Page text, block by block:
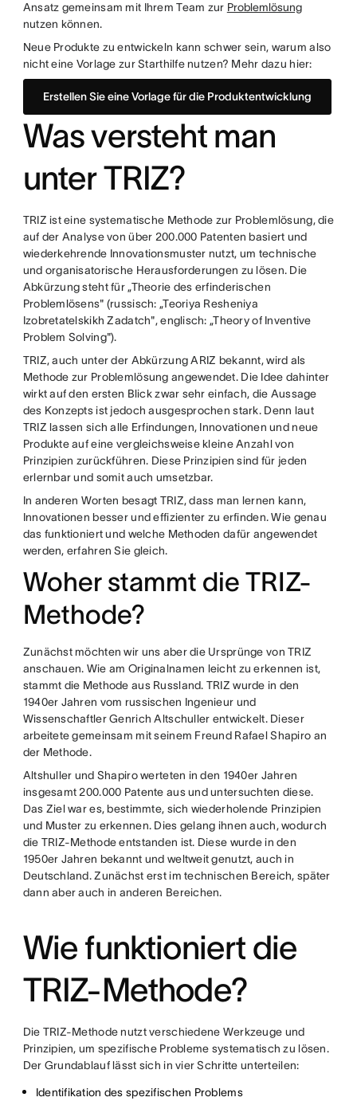
Ansatz gemeinsam mit Ihrem Team zur Problemlösung
nutzen können.
Neue Produkte zu entwickeln kann schwer sein, warum also
nicht eine Vorlage zur Starthilfe nutzen? Mehr dazu hier:
Erstellen Sie eine Vorlage für die Produktentwicklung
Was versteht man
unter TRIZ?
TRIZ ist eine systematische Methode zur Problemlösung, die
auf der Analyse von über 200.000 Patenten basiert und
wiederkehrende Innovationsmuster nutzt, um technische
und organisatorische Herausforderungen zu lösen. Die
Abkürzung steht für „Theorie des erfinderischen
Problemlösens" (russisch: „Teoriya Resheniya
Izobretatelskikh Zadatch", englisch: „Theory of Inventive
Problem Solving").
TRIZ, auch unter der Abkürzung ARIZ bekannt, wird als
Methode zur Problemlösung angewendet. Die Idee dahinter
wirkt auf den ersten Blick zwar sehr einfach, die Aussage
des Konzepts ist jedoch ausgesprochen stark. Denn laut
TRIZ lassen sich alle Erfindungen, Innovationen und neue
Produkte auf eine vergleichsweise kleine Anzahl von
Prinzipien zurückführen. Diese Prinzipien sind für jeden
erlernbar und somit auch umsetzbar.
In anderen Worten besagt TRIZ, dass man lernen kann,
Innovationen besser und effizienter zu erfinden. Wie genau
das funktioniert und welche Methoden dafür angewendet
werden, erfahren Sie gleich.
Woher stammt die TRIZ-
Methode?
Zunächst möchten wir uns aber die Ursprünge von TRIZ
anschauen. Wie am Originalnamen leicht zu erkennen ist,
stammt die Methode aus Russland. TRIZ wurde in den
1940er Jahren vom russischen Ingenieur und
Wissenschaftler Genrich Altschuller entwickelt. Dieser
arbeitete gemeinsam mit seinem Freund Rafael Shapiro an
der Methode.
Altshuller und Shapiro werteten in den 1940er Jahren
insgesamt 200.000 Patente aus und untersuchten diese.
Das Ziel war es, bestimmte, sich wiederholende Prinzipien
und Muster zu erkennen. Dies gelang ihnen auch, wodurch
die TRIZ-Methode entstanden ist. Diese wurde in den
1950er Jahren bekannt und weltweit genutzt, auch in
Deutschland. Zunächst erst im technischen Bereich, später
dann aber auch in anderen Bereichen.
Wie funktioniert die
TRIZ-Methode?
Die TRIZ-Methode nutzt verschiedene Werkzeuge und
Prinzipien, um spezifische Probleme systematisch zu lösen.
Der Grundablauf lässt sich in vier Schritte unterteilen:
Identifikation des spezifischen Problems